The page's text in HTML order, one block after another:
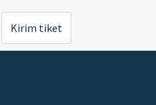
Kirim tiket